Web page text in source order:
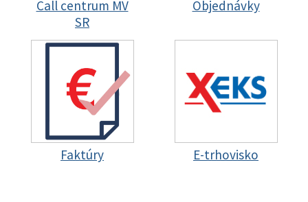
Call centrum MV
SR
Objednávky
Faktúry E-trhovisko